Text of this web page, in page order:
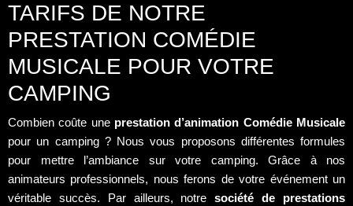
TARIFS DE NOTRE
PRESTATION COMÉDIE
MUSICALE POUR VOTRE
CAMPING
Combien coûte une prestation d’animation Comédie Musicale
pour un camping ? Nous vous proposons différentes formules
pour mettre l’ambiance sur votre camping. Grâce à nos
animateurs professionnels, nous ferons de votre événement un
véritable succès. Par ailleurs, notresociété de prestations